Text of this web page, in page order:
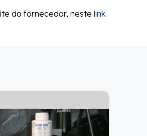
do fornecedor, neste link.